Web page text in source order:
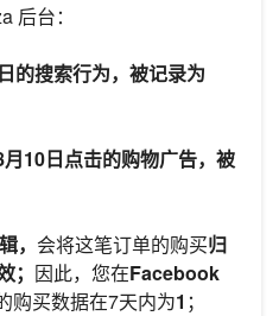
后台：
的搜索行为，被记录为
月10日点击的购物广告，被
， 会将这笔订单的购买归
因此，您在Facebook
购买数据在7天内为1 ；